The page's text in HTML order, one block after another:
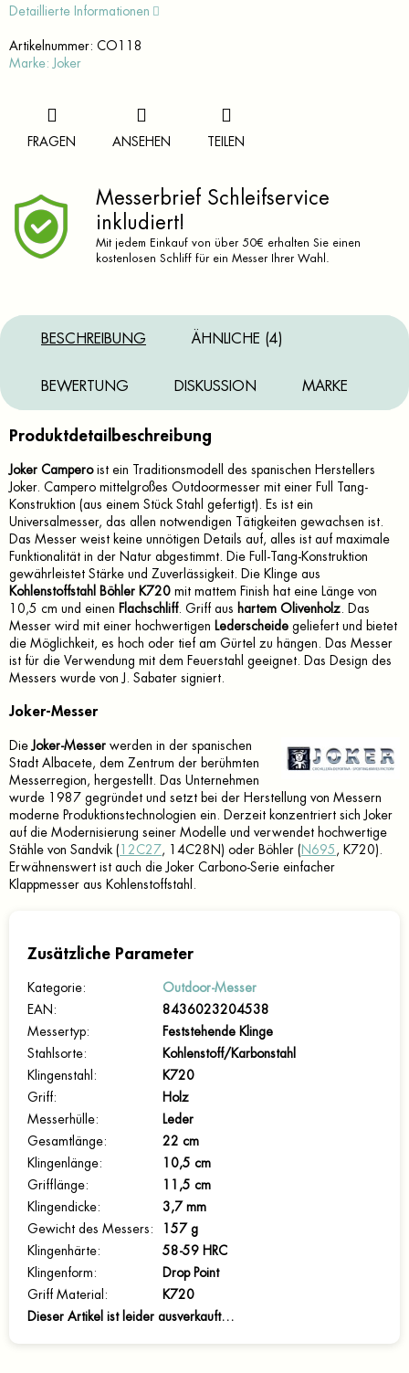
Detaillierte Informationen
Artikelnummer: CO118
Marke:
Joker
FRAGEN ANSEHEN TEILEN
Messerbrief Schleifservice
inkludiert!
Mit jedem Einkauf von über 50€ erhalten Sie einen
kostenlosen Schliff für ein Messer Ihrer Wahl.
BESCHREIBUNG ÄHNLICHE (4)
BEWERTUNG DISKUSSION MARKE
Produktdetailbeschreibung
Joker Camperoist ein Traditionsmodell des spanischen Herstellers
Joker. Campero mittelgroßes Outdoormesser mit einer Full Tang-
Konstruktion (aus einem Stück Stahl gefertigt). Es ist ein
Universalmesser, das allen notwendigen Tätigkeiten gewachsen ist.
Das Messer weist keine unnötigen Details auf, alles ist auf maximale
Funktionalität in der Natur abgestimmt. Die Full-Tang-Konstruktion
gewährleistet Stärke und Zuverlässigkeit. Die Klinge aus
Kohlenstoffstahl Böhler K720 mit mattem Finish hat eine Länge von
10,5 cm und einen Flachschliff. Griff aus hartem Olivenholz . Das
Messer wird mit einer hochwertigen Lederscheide geliefert und bietet
die Möglichkeit, es hoch oder tief am Gürtel zu hängen. Das Messer
ist für die Verwendung mit dem Feuerstahl geeignet. Das Design des
Messers wurde von J. Sabater signiert.
Joker-Messer
Die Joker-Messer werden in der spanischen
Stadt Albacete, dem Zentrum der berühmten
Messerregion, hergestellt. Das Unternehmen
wurde 1987 gegründet und setzt bei der Herstellung von Messern
moderne Produktionstechnologien ein. Derzeit konzentriert sich Joker
auf die Modernisierung seiner Modelle und verwendet hochwertige
Stähle von Sandvik ( 12C27 , 14C28N) oder Böhler ( N695 , K720).
Erwähnenswert ist auch die Joker Carbono-Serie einfacher
Klappmesser aus Kohlenstoffstahl.
Zusätzliche Parameter
Kategorie:
Outdoor-Messer
EAN :
8436023204538
Messertyp:
Feststehende Klinge
Stahlsorte:
Kohlenstoff/Karbonstahl
Klingenstahl :
K720
Griff:
Holz
Messerhülle:
Leder
Gesamtlänge:
22 cm
Klingenlänge:
10,5 cm
Grifflänge:
11,5 cm
Klingendicke:
3,7 mm
Gewicht des Messers :
157 g
Klingenhärte:
58-59 HRC
Klingenform :
Drop Point
Griff Material :
K720
Dieser Artikel ist leider ausverkauft…